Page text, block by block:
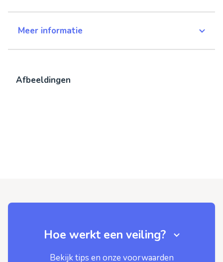
Meer informatie
Afbeeldingen
Hoe werkt een veiling?
Bekijk tips en onze voorwaarden